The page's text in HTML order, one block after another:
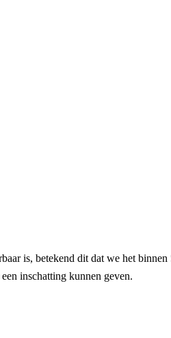
is, betekend dit dat we het
inschatting kunnen geven.